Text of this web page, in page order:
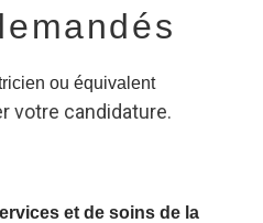
ou équivalent
votre candidature.
et de soins de la